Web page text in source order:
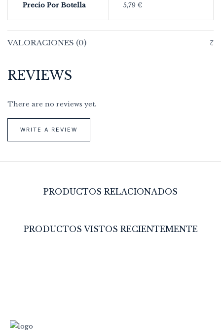
Precio Por Botella 5,79 €
VALORACIONES (0)
REVIEWS
There are no reviews yet.
WRITE A REVIEW
PRODUCTOS RELACIONADOS
PRODUCTOS VISTOS RECIENTEMENTE